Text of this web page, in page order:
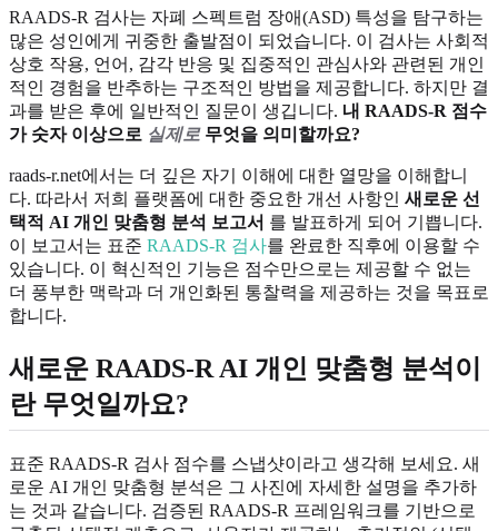
RAADS-R 검사는 자폐 스펙트럼 장애(ASD) 특성을 탐구하는
많은 성인에게 귀중한 출발점이 되었습니다. 이 검사는 사회적
상호 작용, 언어, 감각 반응 및 집중적인 관심사와 관련된 개인
적인 경험을 반추하는 구조적인 방법을 제공합니다. 하지만 결
과를 받은 후에 일반적인 질문이 생깁니다. 내 RAADS-R 점수
가 숫자 이상으로 실제로무엇을 의미할까요?
raads-r.net에서는 더 깊은 자기 이해에 대한 열망을 이해합니
다. 따라서 저희 플랫폼에 대한 중요한 개선 사항인 새로운 선
택적 AI 개인 맞춤형 분석 보고서 를 발표하게 되어 기쁩니다.
이 보고서는 표준 RAADS-R 검사를 완료한 직후에 이용할 수
있습니다. 이 혁신적인 기능은 점수만으로는 제공할 수 없는
더 풍부한 맥락과 더 개인화된 통찰력을 제공하는 것을 목표로
합니다.
새로운 RAADS-R AI 개인 맞춤형 분석이
란 무엇일까요?
표준 RAADS-R 검사 점수를 스냅샷이라고 생각해 보세요. 새
로운 AI 개인 맞춤형 분석은 그 사진에 자세한 설명을 추가하
는 것과 같습니다. 검증된 RAADS-R 프레임워크를 기반으로